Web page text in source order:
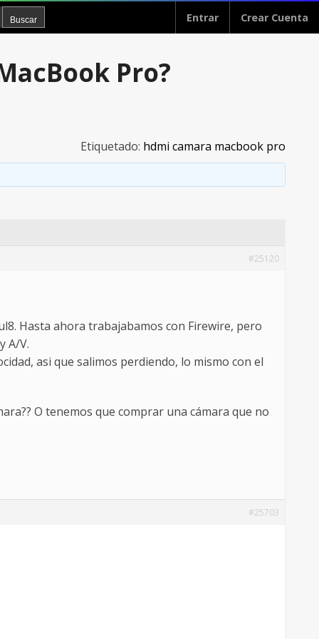
Entrar Crear Cuenta
Pro?
Etiquetado: hdmi camara macbook pro
#25120
Hasta ahora trabajabamos con Firewire, pero
A/V.
asi que salimos perdiendo, lo mismo con el
O tenemos que comprar una cámara que no
#25703